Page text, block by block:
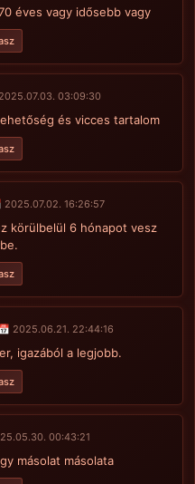
éves vagy idősebb vagy
03:09:30
és vicces tartalom
2025.07.02. 16:26:57
körülbelül 6 hónapot vesz
2025.06.21. 22:44:16
igazából a legjobb.
00:43:21
másolat másolata